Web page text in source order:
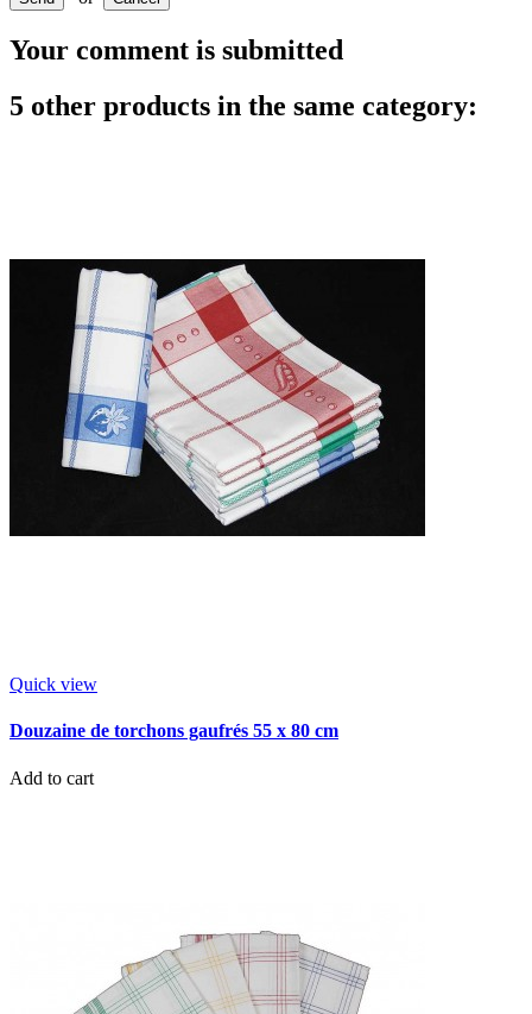
Your comment is submitted
5 other products in the same category:
Quick view
Douzaine de torchons gaufrés 55 x 80 cm
Add to cart